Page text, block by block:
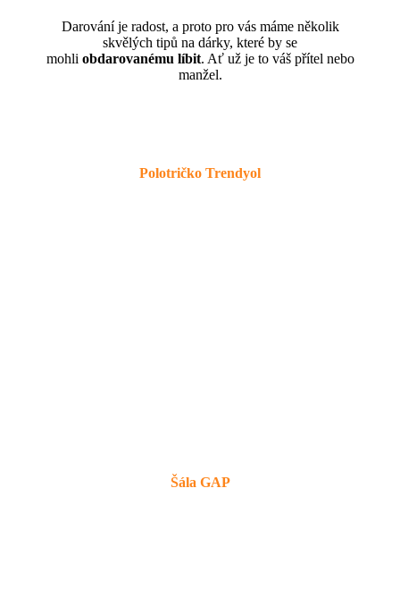
Darování je radost, a proto pro vás máme několik
skvělých tipů na dárky, které by se
mohli obdarovanému líbit. Ať už je to váš přítel nebo
manžel.
Polotričko Trendyol
Šála GAP